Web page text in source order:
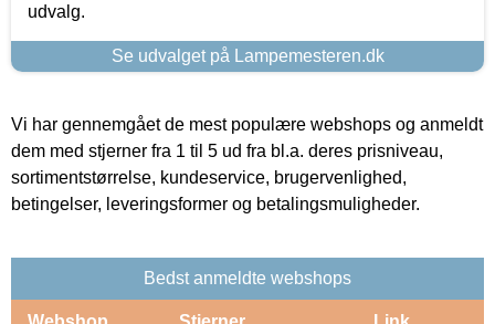
udvalg.
Se udvalget på Lampemesteren.dk
Vi har gennemgået de mest populære webshops og anmeldt
dem med stjerner fra 1 til 5 ud fra bl.a. deres prisniveau,
sortimentstørrelse, kundeservice, brugervenlighed,
betingelser, leveringsformer og betalingsmuligheder.
Bedst anmeldte webshops